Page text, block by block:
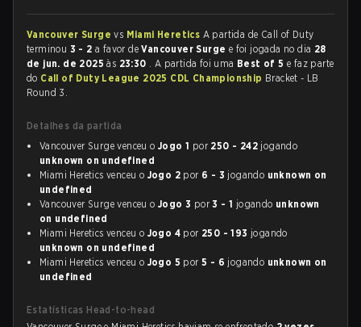
Vancouver Surgevs Miami Heretics A partida de Call of Duty
terminou 3 - 2 a favor deVancouver Surge e foi jogada no dia 28
de jun. de 2025às 23:30 . A partida foi uma Best of 5e faz parte
do Call of Duty League 2025 CDL Championship Bracket - LB
Round 3.
Detalhes da partida
Vancouver Surge venceu o Jogo 1 por 250 - 242 jogando
unknown on undefined
Miami Heretics venceu o Jogo 2 por 6 - 3 jogando unknown on
undefined
Vancouver Surge venceu o Jogo 3 por3 - 1 jogando unknown
on undefined
Miami Heretics venceu o Jogo 4 por 250 - 193 jogando
unknown on undefined
Miami Heretics venceu o Jogo 5 por5 - 6 jogando unknown on
undefined
Estatísticas Head-to-head